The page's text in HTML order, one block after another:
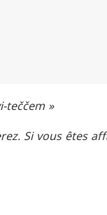
teččem »
Si vous êtes